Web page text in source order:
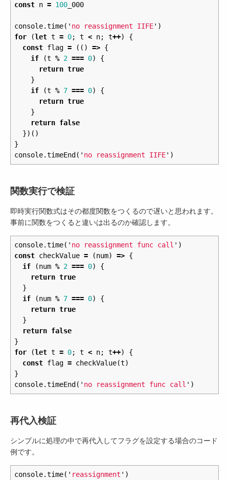
const n = 100 _000
console.time( ' no reassignment IIFE' )
for
(let t = 0; t < n; t++)
{
const flag = (() => {
if
(t % 2 === 0)
{
return true
}
if
(t % 7 === 0)
{
return true
}
return false
})()
}
console.timeEnd( ' no reassignment IIFE' )
関数実行で検証
即時実行関数式はその都度関数をつくるので遅いと思われます。
事前に関数をつくると違いは出るのか確認します。
console.time( ' no reassignment func call ' )
const checkValue = (num) => {
if
(num % 2 === 0)
{
return true
}
if
(num % 7 === 0)
{
return true
}
return false
}
for
(let t = 0; t < n; t++)
{
const flag = checkValue(t)
}
console.timeEnd( ' no reassignment func call ' )
再代入検証
シンプルに処理の中で再代入してフラグを設定する場合のコード
例です。
console.time( ' reassignment ' )